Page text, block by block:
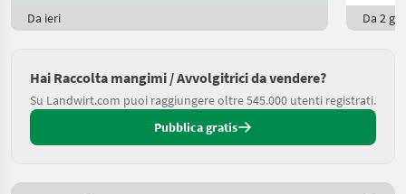
Da ieri Da 2
Hai Raccolta mangimi / Avvolgitrici da vendere?
Su Landwirt.com puoi raggiungere oltre 545.000 utenti registrati.
Pubblica gratis